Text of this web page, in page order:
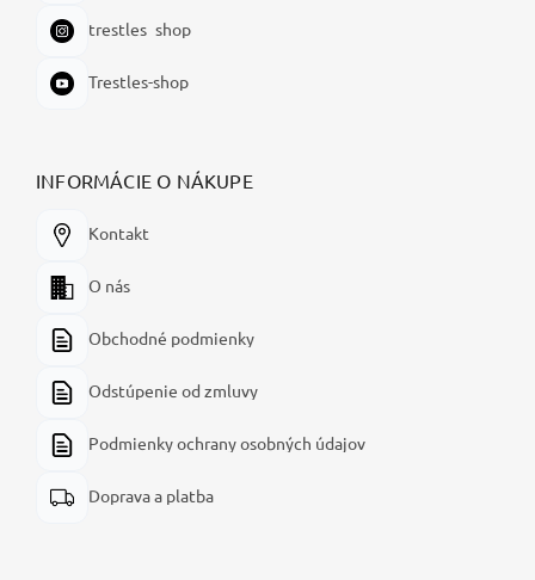
trestles_shop
Trestles-shop
INFORMÁCIE O NÁKUPE
Kontakt
O nás
Obchodné podmienky
Odstúpenie od zmluvy
Podmienky ochrany osobných údajov
Doprava a platba